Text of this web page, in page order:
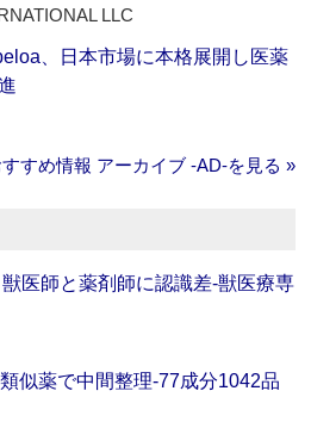
LLC
、日本市場に本格展開し医薬
すめ情報 アーカイブ ‐AD‐を見る »
医師と薬剤師に認識差‐獣医療専
似薬で中間整理‐77成分1042品